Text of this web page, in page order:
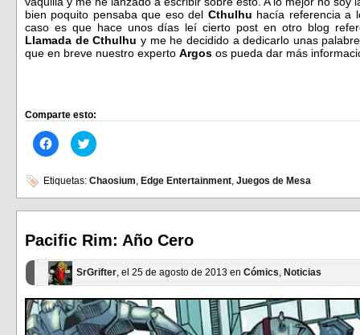
bien poquito pensaba que eso del Cthulhu hacía referencia a
caso es que hace unos días leí cierto post en otro blog
Llamada de Cthulhu y me he decidido a dedicarlo unas
que en breve nuestro experto Argos os pueda dar más
Comparte esto:
Haz
clic
en
Facebook
(Se
abre
ventana
nueva)
Haz
clic
en
(Se
abre
ventana
nueva)
Etiquetas: Chaosium, Edge Entertainment, Juegos de Mesa
Pacific Rim: Año Cero
SrGrifter, el 25 de agosto de 2013 en Cómics, Noticias